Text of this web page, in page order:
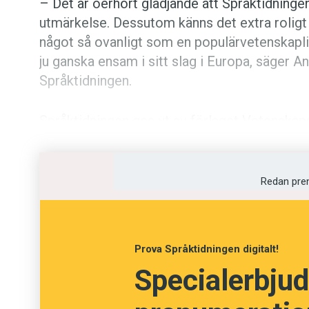
utmärkelse. Dessutom känns det extra
något så ovanligt som en
ju ganska ensam i sitt slag i Europa, säger
Språktidningen.
och redaktören Maria Arnstad. Agnes
också haft en stark början på
alla förutsättningar att bli ännu ett riktigt bra
Redan
Prova Språktidningen digitalt!